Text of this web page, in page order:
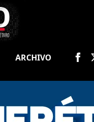
ARCHIVO